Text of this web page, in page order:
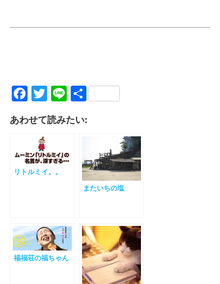
Facebook
Twitter
Line共
あわせて読みたい:
リトルミイ。。
またいちの塩
福福荘の福ちゃん